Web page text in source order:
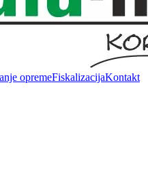
opremeFiskalizacijaKontakt